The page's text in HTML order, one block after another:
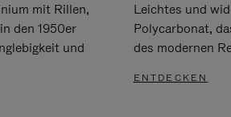
mit Rillen,
den 1950er
und
Leichtes und
Polycarbonat,
des modernen
ENTDECKEN